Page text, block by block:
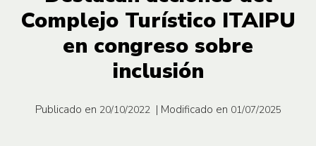
Complejo Turístico ITAIPU
en congreso sobre
inclusión
Publicado en 20/10/2022 | Modificado en 01/07/2025